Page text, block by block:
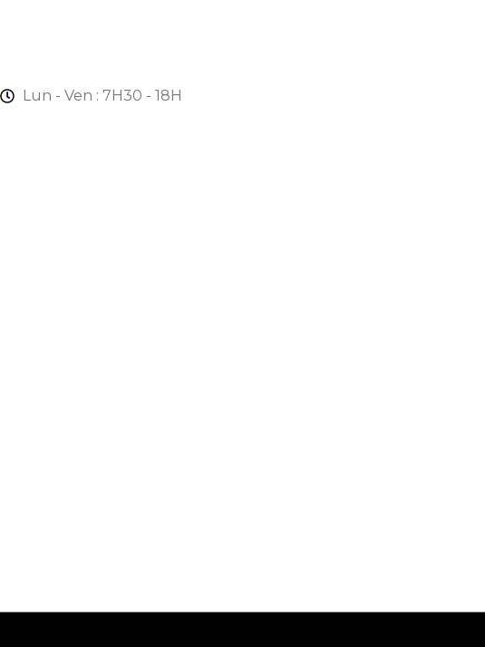
Lun - Ven : 7H30 - 18H